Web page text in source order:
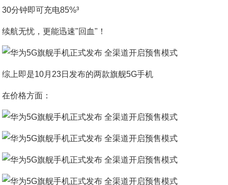
30分钟即可充电85%³
续航无忧，更能迅速"回血"！
综上即是10月23日发布的两款旗舰5G手机
在价格方面：